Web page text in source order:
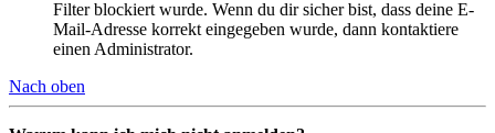
Filter blockiert wurde. Wenn du dir sicher bist, dass deine E-
Mail-Adresse korrekt eingegeben wurde, dann kontaktiere
einen Administrator.
Nach oben